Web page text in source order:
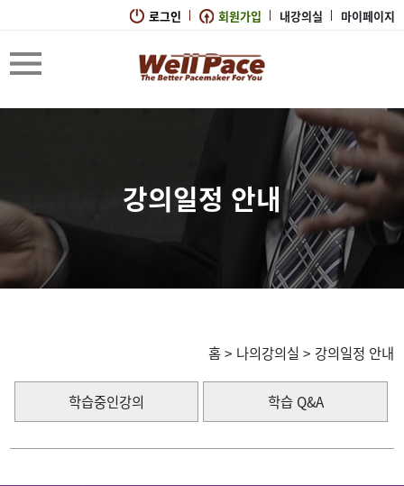
로그인 회원가입 내강의실 마이페이지
강의일정 안내
홈> 나의강의실 > 강의일정 안내
학습중인강의 학습 Q&A